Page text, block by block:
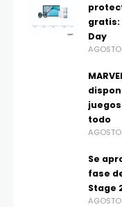
gratis:
Day
todo
Se
fase
Stage